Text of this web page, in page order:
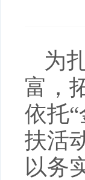
为
富，
依托
扶活
以务